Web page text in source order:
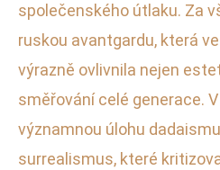
společenského útlaku. Za
ruskou avantgardu, která
výrazně ovlivnila nejen
směřování celé generace. V
významnou úlohu
surrealismus, které